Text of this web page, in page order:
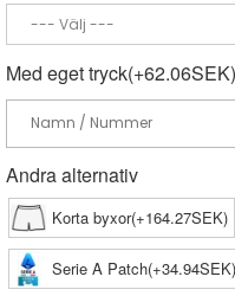
Med eget tryck(+62.06SEK)
Andra alternativ
Korta byxor(+164.27SEK)
Serie A Patch(+34.94SEK)